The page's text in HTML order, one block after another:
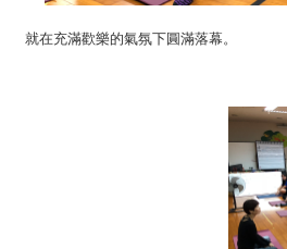
就在充滿歡樂的氣氛下圓滿落幕。